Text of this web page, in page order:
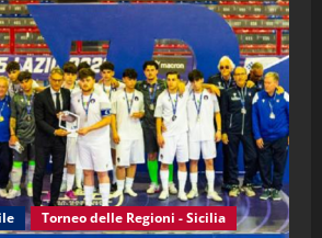
"SportEmpire" in Podcast
“SportEmpire” in Podcast: 28^ Puntata
(Martedi 21 Aprile 2026)
21/04/2026
"SportEmpire" in Podcast Sport News
“SportEmpire” in Podcast: 27^ Puntata
(Martedi 14 Aprile 2026)
15/04/2026
Torneo delle Regioni - Sicilia